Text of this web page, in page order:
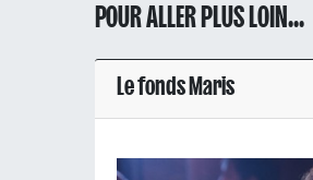
POUR ALLER PLUS LOIN...
Le fonds Maris